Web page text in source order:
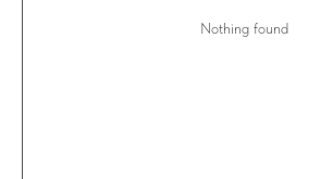
Nothing found